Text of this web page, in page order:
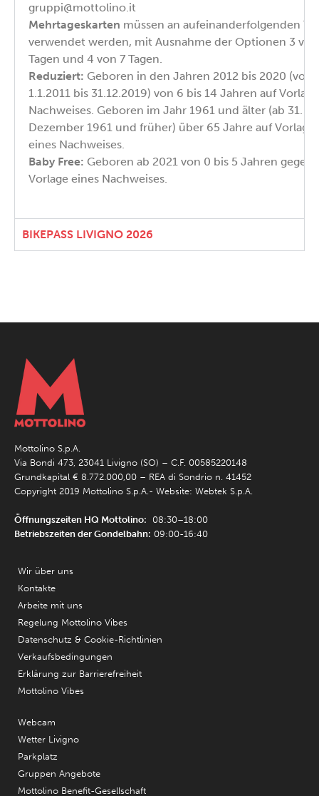
gruppi@mottolino.it
Mehrtageskarten müssen an aufeinanderfolgenden
verwendet werden, mit Ausnahme der Optionen 3
Tagen und 4 von 7 Tagen.
Reduziert: Geboren in den Jahren 2012 bis 2020 (vom
1.1.2011 bis 31.12.2019) von 6 bis 14 Jahren auf
Nachweises. Geboren im Jahr 1961 und älter (ab 31.
Dezember 1961 und früher) über 65 Jahre auf Vorlage
eines Nachweises.
Baby Free: Geboren ab 2021 von 0 bis 5 Jahren gegen
Vorlage eines Nachweises.
BIKEPASS LIVIGNO 2026
Mottolino S.p.A.
Via Bondi 473, 23041 Livigno (SO) – C.F. 00585220148
Grundkapital € 8.772.000,00 – REA di Sondrio n. 41452
Copyright 2019 Mottolino S.p.A.- Website: Webtek S.p.A.
Öffnungszeiten HQ Mottolino: 08:30–18:00
Betriebszeiten der Gondelbahn: 09:00-16:40
Wir über uns
Kontakte
Arbeite mit uns
Regelung Mottolino Vibes
Datenschutz & Cookie-Richtlinien
Verkaufsbedingungen
Erklärung zur Barrierefreiheit
Mottolino Vibes
Webcam
Wetter Livigno
Parkplatz
Gruppen Angebote
Mottolino Benefit-Gesellschaft